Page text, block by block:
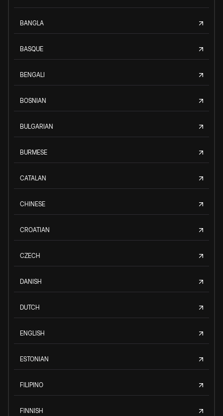
BANGLA
BASQUE
BENGALI
BOSNIAN
BULGARIAN
BURMESE
CATALAN
CHINESE
CROATIAN
CZECH
DANISH
DUTCH
ENGLISH
ESTONIAN
FILIPINO
FINNISH